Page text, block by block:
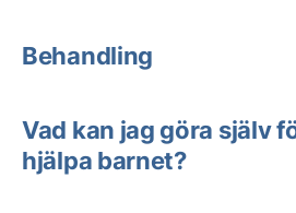
Behandling
Vad kan jag göra själv
hjälpa barnet?